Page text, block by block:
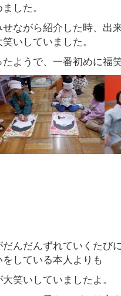
した。
ながら紹介した時、出
いしていました。
ようで、一番初めに福
んだんずれていくたび
している本人よりも
笑いしていましたよ。